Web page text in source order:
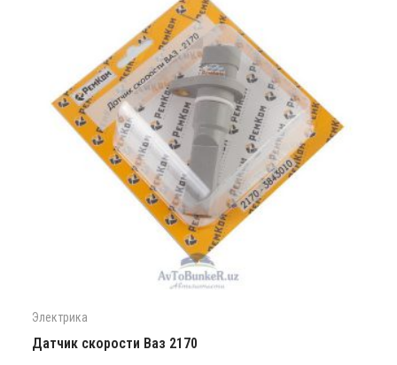
Электрика
Датчик скорости Ваз 2170